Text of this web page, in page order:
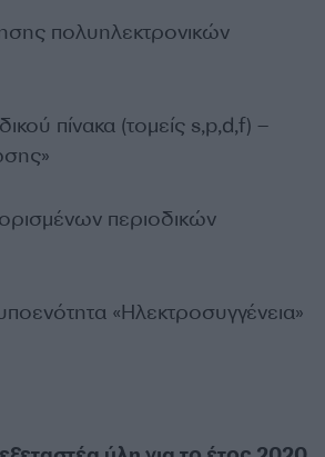
πολυηλεκτρονικών
πίνακα (τομείς s,p,d,f) –
περιοδικών
«Ηλεκτροσυγγένεια»